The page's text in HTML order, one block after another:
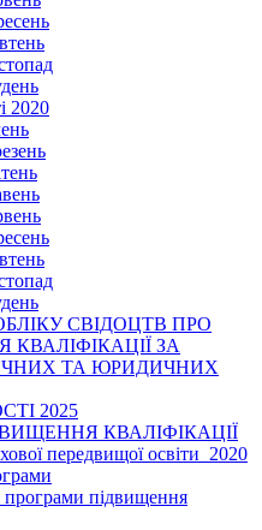
2020
СВІДОЦТВ ПРО
ЗА
ТА ЮРИДИЧНИХ
2025
КВАЛІФІКАЦІЇ
передвищої освіти_2020
програми підвищення